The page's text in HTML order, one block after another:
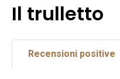
Il trulletto
Recensioni positive